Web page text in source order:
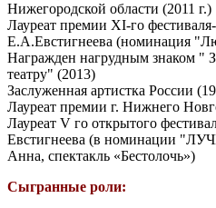
Нижегородской области (2011 г.)
Лауреат премии XI-го
Е.А.Евстигнеева (номинация
Награжден нагрудным знаком "
театру" (2013)
Заслуженная артистка России
Лауреат премии г. Нижнего
Лауреат V го открытого
Евстигнеева (в номинации
Анна, спектакль «Бестолочь»)
Сыгранные роли: